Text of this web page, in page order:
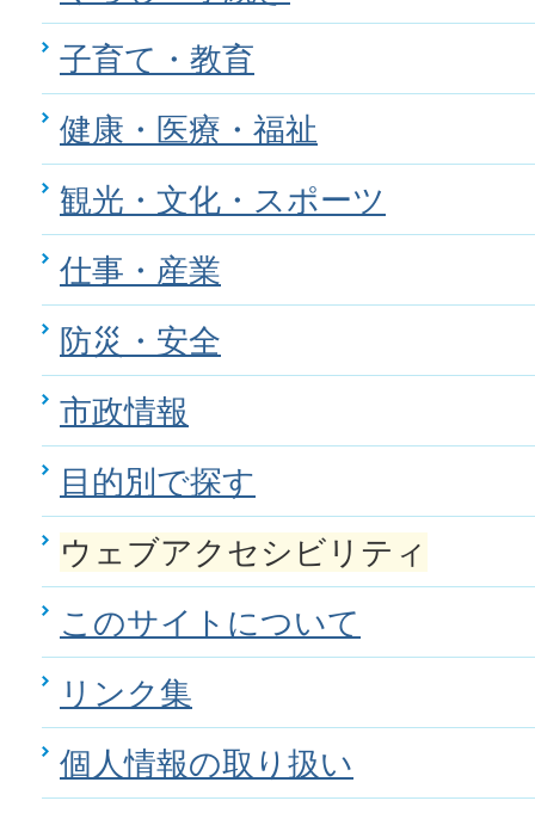
子育て・教育
健康・医療・福祉
観光・文化・スポーツ
仕事・産業
防災・安全
市政情報
目的別で探す
ウェブアクセシビリティ
このサイトについて
リンク集
個人情報の取り扱い